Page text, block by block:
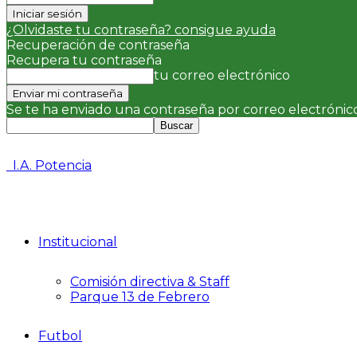
¿Olvidaste tu contraseña? consigue ayuda
Recuperación de contraseña
Recupera tu contraseña
tu correo electrónico
Se te ha enviado una contraseña por correo
I.A. Potencia
Institucional
Comisión directiva & Staff
Parque 13 de Febrero
Futbol